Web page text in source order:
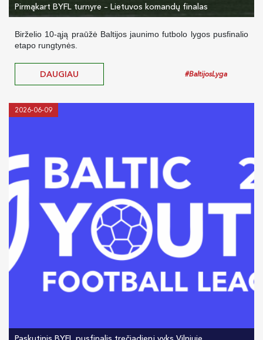
Pirmąkart BYFL turnyre – Lietuvos komandų finalas
Birželio 10-ąją praūžė Baltijos jaunimo futbolo lygos pusfinalio
etapo rungtynės.
DAUGIAU #BaltijosLyga
2026-06-09